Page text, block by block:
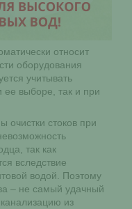
относит
оборудования
учитывать
ее выборе, так и при
очистки стоков при
так как
вследствие
водой. Поэтому
– не самый удачный
из